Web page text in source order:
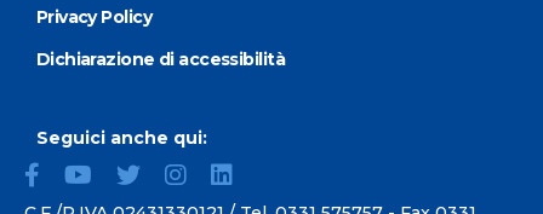
Privacy Policy
Dichiarazione di accessibilità
Seguici anche qui: